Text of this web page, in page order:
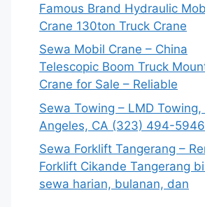
Famous Brand Hydraulic
Crane 130ton Truck Crane
Sewa Mobil Crane – China
Telescopic Boom Truck
Crane for Sale – Reliable
Sewa Towing – LMD Towing,
Angeles, CA (323) 494-5946
Sewa Forklift Tangerang –
Forklift Cikande Tangerang
sewa harian, bulanan, dan